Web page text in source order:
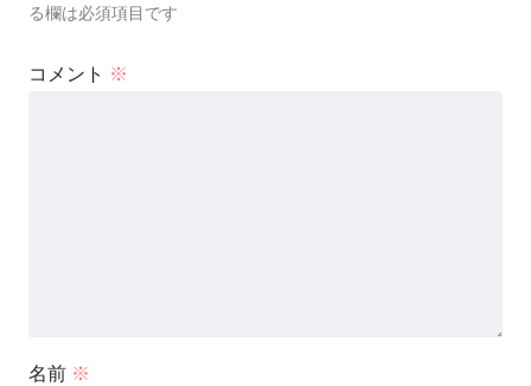
る欄は必須項目です
コメント ※
名前 ※